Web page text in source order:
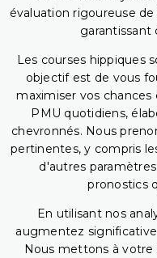
évaluation rigoureuse
garantissant
Les courses hippiques
objectif est de vous
maximiser vos chances
PMU quotidiens,
chevronnés. Nous
pertinentes, y compris
d'autres
pronostics
En utilisant nos
augmentez
Nous mettons à